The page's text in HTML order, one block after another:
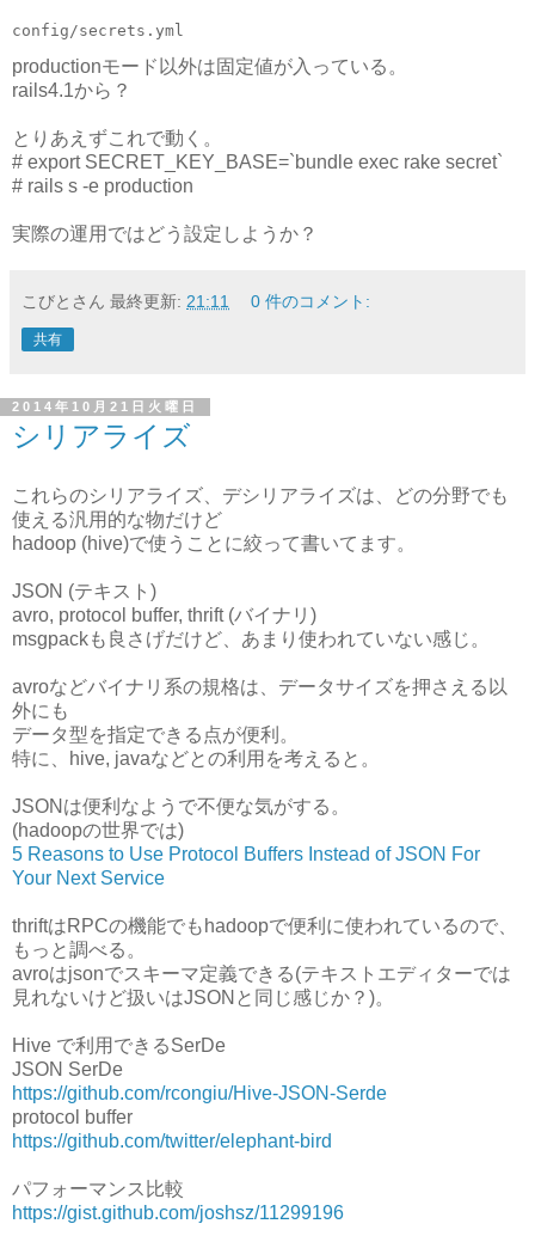
config/secrets.yml
productionモード以外は固定値が入っている。
rails4.1から？
とりあえずこれで動く。
# export SECRET_KEY_BASE=`bundle exec rake secret`
# rails s -e production
実際の運用ではどう設定しようか？
こびとさん 最終更新: 21:11 0 件のコメント:
共有
2014年10月21日火曜日
シリアライズ
これらのシリアライズ、デシリアライズは、どの分野でも
使える汎用的な物だけど
hadoop (hive)で使うことに絞って書いてます。
JSON (テキスト)
avro, protocol buffer, thrift (バイナリ)
msgpackも良さげだけど、あまり使われていない感じ。
avroなどバイナリ系の規格は、データサイズを押さえる以
外にも
データ型を指定できる点が便利。
特に、hive, javaなどとの利用を考えると。
JSONは便利なようで不便な気がする。
(hadoopの世界では)
5 Reasons to Use Protocol Buffers Instead of JSON For
Your Next Service
thriftはRPCの機能でもhadoopで便利に使われているので、
もっと調べる。
avroはjsonでスキーマ定義できる(テキストエディターでは
見れないけど扱いはJSONと同じ感じか？)。
Hive で利用できるSerDe
JSON SerDe
https://github.com/rcongiu/Hive-JSON-Serde
protocol buffer
https://github.com/twitter/elephant-bird
パフォーマンス比較
https://gist.github.com/joshsz/11299196